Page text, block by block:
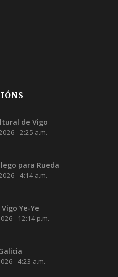
de Vigo
- 2:25 a.m.
para Rueda
- 4:14 a.m.
Ye-Ye
- 12:14 p.m.
- 4:23 a.m.